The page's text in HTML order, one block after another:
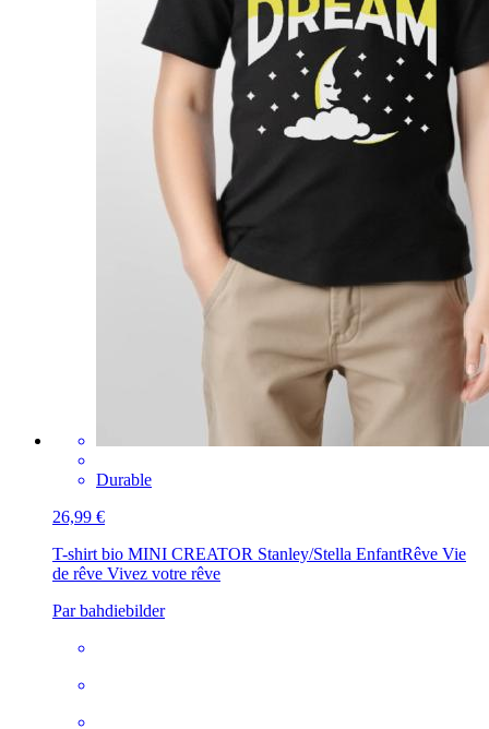
Durable
26,99 €
T-shirt bio MINI CREATOR Stanley/Stella EnfantRêve Vie
de rêve Vivez votre rêve
Par bahdiebilder